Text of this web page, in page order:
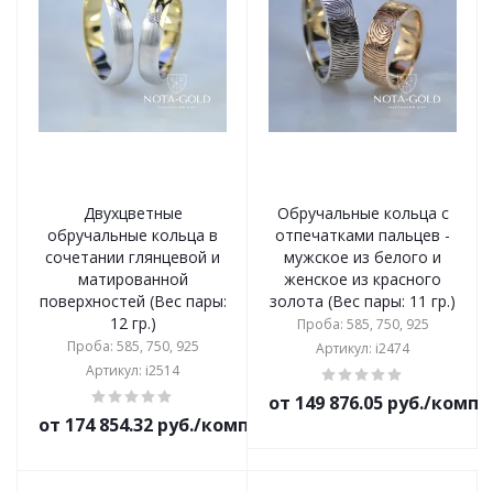
Двухцветные
обручальные кольца в
сочетании глянцевой и
матированной
поверхностей (Вес пары:
12 гр.)
Проба: 585, 750, 925
Артикул: i2514
от 174 854.32 руб./комплект
Обручальные кольца с
отпечатками пальцев -
мужское из белого и
женское из красного
золота (Вес пары: 11 гр.)
Проба: 585, 750, 925
Артикул: i2474
от 149 876.05 руб./